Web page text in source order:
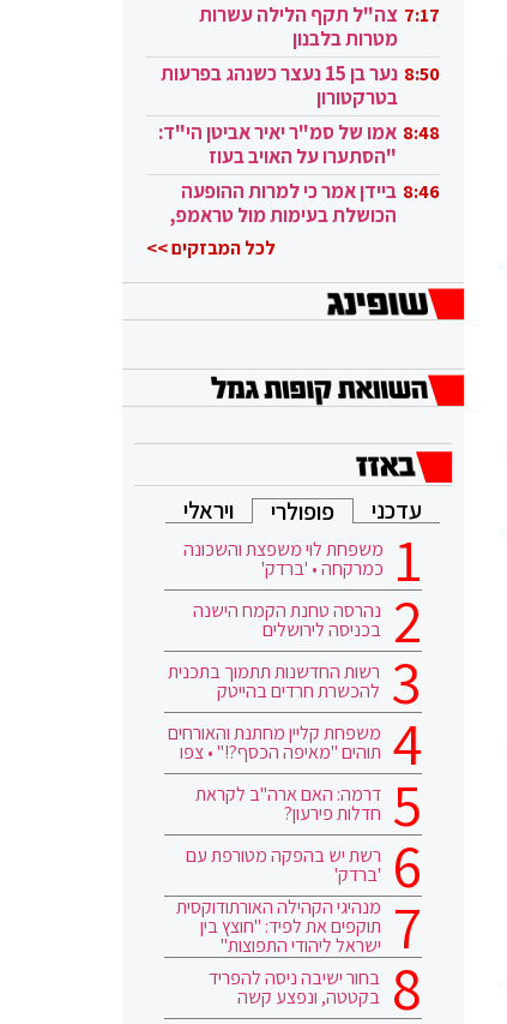
7:17 צה"ל תקף הלילה עשרות
מטרות בלבנון
8:50
נער בן 15 נעצר כשנהג בפרעות
בטרקטורון
8:48 אמו של סמ"ר יאיר אביטן הי"ד:
"הסתערו על האויב בעוז
ובגבורה" 8:46 ביידן אמר כי למרות ההופעה
הכושלת בעימות מול טראמפ,
לכל המבזקים >>
עדכני פופולרי ויראלי
משפחת לוי משפצת והשכונה
כמרקחה • 'ברדק'
נהרסה טחנת הקמח הישנה
בכניסה לירושלים
רשות החדשנות תתמוך בתכנית
להכשרת חרדים בהייטק
משפחת קליין מחתנת והאורחים
תוהים "מאיפה הכסף?!" • צפו
דרמה: האם ארה"ב לקראת
חדלות פירעון?
רשת יש בהפקה מטורפת עם
'ברדק'
מנהיגי הקהילה האורתודוקסית
תוקפים את לפיד: "חוצץ בין
ישראל ליהודי התפוצות"
בחור ישיבה ניסה להפריד
בקטטה, ונפצע קשה